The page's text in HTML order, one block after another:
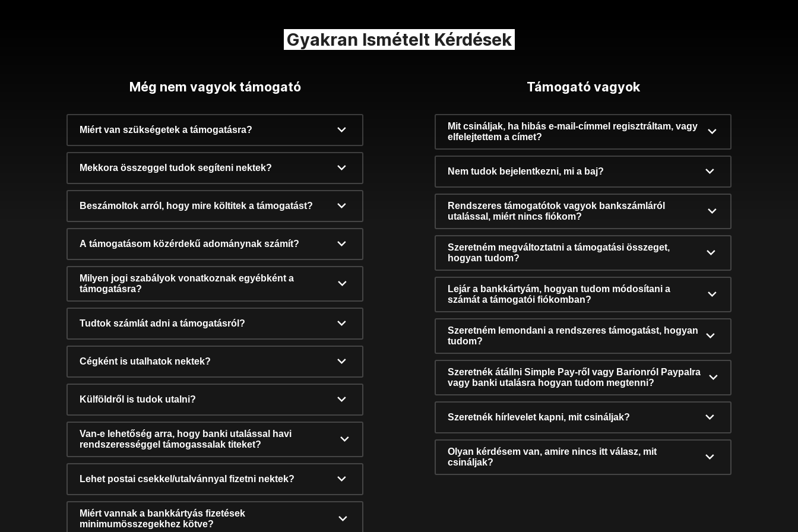
Gyakran Ismételt Kérdések
Még nem vagyok támogató
Miért van szükségetek a támogatásra?
Mekkora összeggel tudok segíteni nektek?
Beszámoltok arról, hogy mire költitek a támogatást?
A támogatásom közérdekű adománynak számít?
Milyen jogi szabályok vonatkoznak egyébként a
támogatásra?
Tudtok számlát adni a támogatásról?
Cégként is utalhatok nektek?
Külföldről is tudok utalni?
Van-e lehetőség arra, hogy banki utalással havi
rendszerességgel támogassalak titeket?
Lehet postai csekkel/utalvánnyal fizetni nektek?
Miért vannak a bankkártyás fizetések
minimumösszegekhez kötve?
Támogató vagyok
Mit csináljak, ha hibás e-mail-címmel regisztráltam, vagy
elfelejtettem a címet?
Nem tudok bejelentkezni, mi a baj?
Rendszeres támogatótok vagyok bankszámláról
utalással, miért nincs fiókom?
Szeretném megváltoztatni a támogatási összeget,
hogyan tudom?
Lejár a bankkártyám, hogyan tudom módosítani a
számát a támogatói fiókomban?
Szeretném lemondani a rendszeres támogatást, hogyan
tudom?
Szeretnék átállni Simple Pay-ről vagy Barionról Paypalra
vagy banki utalásra hogyan tudom megtenni?
Szeretnék hírlevelet kapni, mit csináljak?
Olyan kérdésem van, amire nincs itt válasz, mit
csináljak?